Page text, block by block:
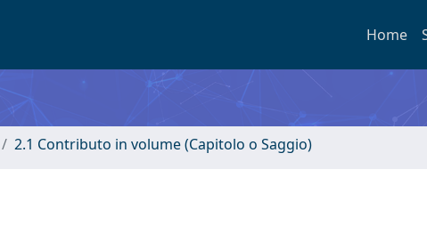
Home
2.1 Contributo in volume (Capitolo o Saggio)